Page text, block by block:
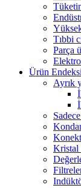
Tıbbi
Parça
Ürün Endeksi
Ayrık
Kristal